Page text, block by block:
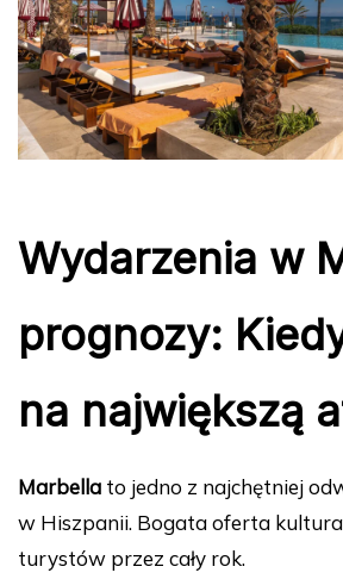
Wydarzenia w
prognozy:
na największą
Marbella to jedno z najchętniej
w Hiszpanii. Bogata oferta
turystów przez cały rok.